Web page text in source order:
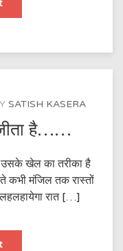
धुंआ
देखा
SATISH KASERA
है……
खेल का तरीका है
कभी मंजिल तक रास्तों
रात […]
कौन